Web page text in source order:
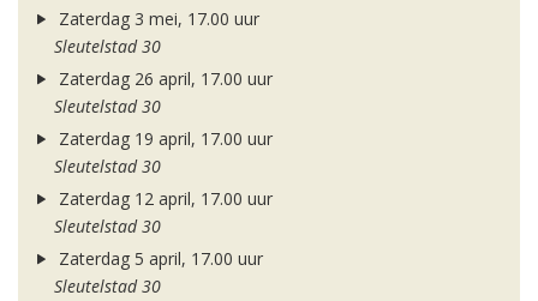
Zaterdag 3 mei, 17.00 uur
Sleutelstad 30
Zaterdag 26 april, 17.00 uur
Sleutelstad 30
Zaterdag 19 april, 17.00 uur
Sleutelstad 30
Zaterdag 12 april, 17.00 uur
Sleutelstad 30
Zaterdag 5 april, 17.00 uur
Sleutelstad 30